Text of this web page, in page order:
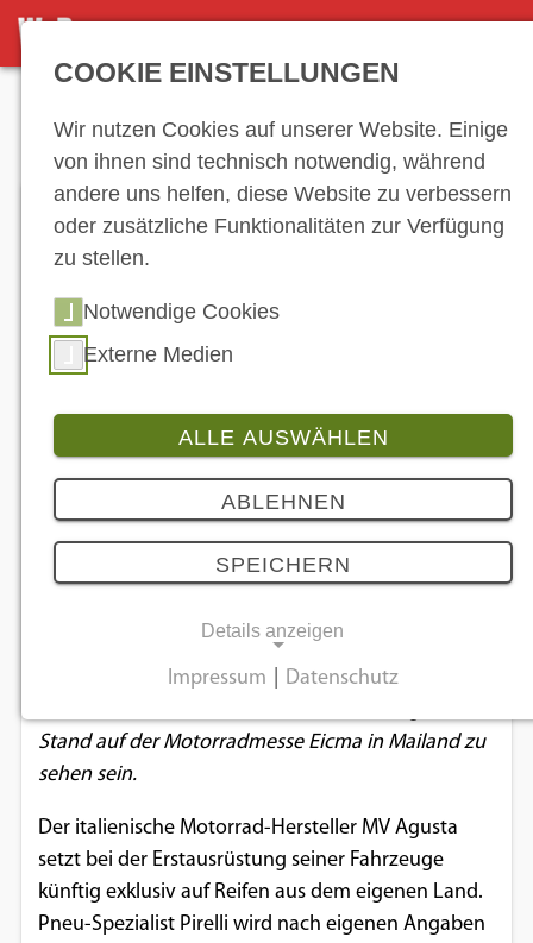
DETAILSEITE
6 Bilder
Pirelli und MV Agusta feiern
Kooperation mit limitiertem
Sondermodell
Stand auf der Motorradmesse Eicma in Mailand zu
sehen sein.
Der italienische Motorrad-Hersteller MV Agusta
setzt bei der Erstausrüstung seiner Fahrzeuge
künftig exklusiv auf Reifen aus dem eigenen Land.
Pneu-Spezialist Pirelli wird nach eigenen Angaben
COOKIE EINSTELLUNGEN
Wir nutzen Cookies auf unserer Website. Einige
von ihnen sind technisch notwendig, während
andere uns helfen, diese Website zu verbessern
oder zusätzliche Funktionalitäten zur Verfügung
zu stellen.
Notwendige Cookies
Externe Medien
ALLE AUSWÄHLEN
ABLEHNEN
SPEICHERN
Details anzeigen
Notwendige Cookies ermöglichen
grundlegende Funktionen und sind für die
erforderlich.
Einverständnis-Cookie
Impressum Datenschutz